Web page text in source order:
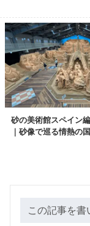
砂の美術館スペイン
｜砂像で巡る情熱の国
この記事を書